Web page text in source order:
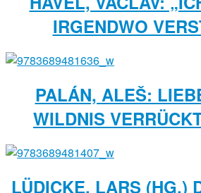
IRGENDWO
PALÁN, ALEŠ:
WILDNIS
LÜDICKE, LARS (HG.)